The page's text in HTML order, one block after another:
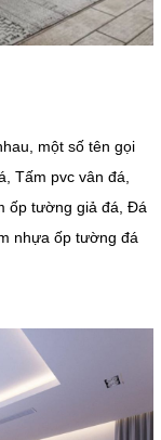
một số tên gọi
Tấm pvc vân đá,
ốp tường giả đá, Đá
nhựa ốp tường đá